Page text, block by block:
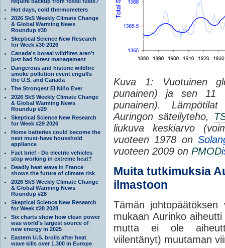
Hot days, cold thermometers
2026 SkS Weekly Climate Change
& Global Warming News
Roundup #30
Skeptical Science New Research
for Week #30 2026
Canada's boreal wildfires aren't
just bad forest management
Dangerous and historic wildfire
smoke pollution event engulfs
the U.S. and Canada
The Strongest El Niño Ever
2026 SkS Weekly Climate Change
& Global Warming News
Roundup #29
Skeptical Science New Research
for Week #29 2026
Home batteries could become the
next must-have household
appliance
Fact brief - Do electric vehicles
stop working in extreme heat?
Deadly heat wave in France
shows the future of climate risk
2026 SkS Weekly Climate Change
& Global Warming News
Roundup #28
Skeptical Science New Research
for Week #28 2028
Six charts show how clean power
was world’s largest source of
new energy in 2025
Eastern U.S. broils after heat
wave kills over 1,300 in Europe
Kuva 1: Vuotuinen
punainen) ja sen 11
punainen).
Auringon säteilyteho,
liukuva keskiarvo
vuoteen 1978 on
vuoteen 2009 on PMOD
Muita tutkimuksia
ilmastoon
Tämän
mukaan Aurinko
mutta ei ole
viilentänyt) muutaman